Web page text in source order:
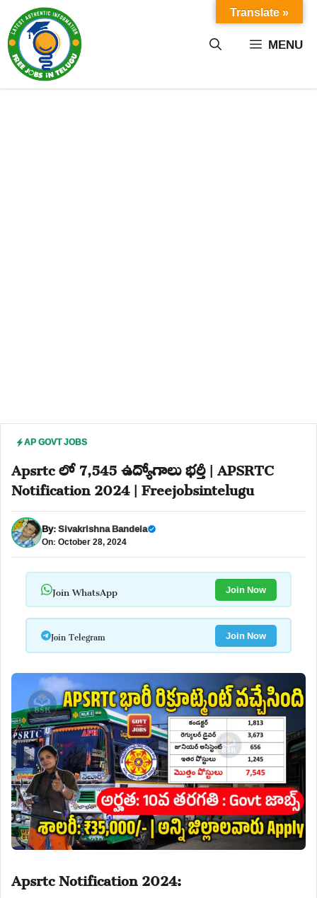
content MENU
AP GOVT JOBS
Apsrtc లో 7,545 ఉద్యోగాలు భర్తీ | APSRTC
Notification 2024 | Freejobsintelugu
By:Sivakrishna Bandela
On: October 28, 2024
Join WhatsApp Join Now
Join Telegram Join Now
Apsrtc Notification 2024:
Translate »